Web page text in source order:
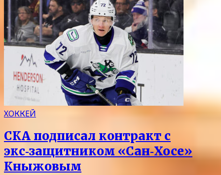
ХОККЕЙ
СКА подписал контракт с
экс‑защитником «Сан‑Хосе»
Кныжовым